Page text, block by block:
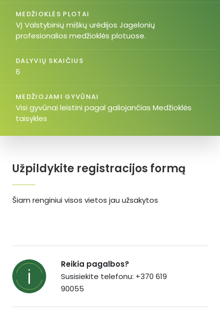
Užpildykite registracijos formą
Šiam renginiui visos vietos jau užsakytos
MEDŽIOKLĖS PLOTAI
VĮ Valstybinių miškų urėdijos Jagelonių
profesionalios medžioklės plotuose.
DALYVIŲ SKAIČIUS
6
MEDŽIOJAMI GYVŪNAI
Visi gyvūnai leistini pagal galiojančias Medžioklės
taisykles
Reikia pagalbos?
Susisiekite telefonu: +370 619
90055